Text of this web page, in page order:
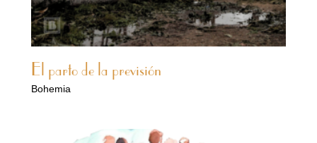
El parto de la previsión
Bohemia